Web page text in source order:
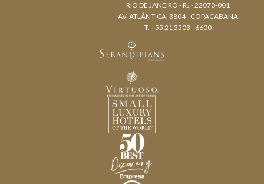
RIO DE JANEIRO - RJ - 22070-001
AV. ATLÂNTICA, 3804 - COPACABANA
T. +55 21 3503 - 6600